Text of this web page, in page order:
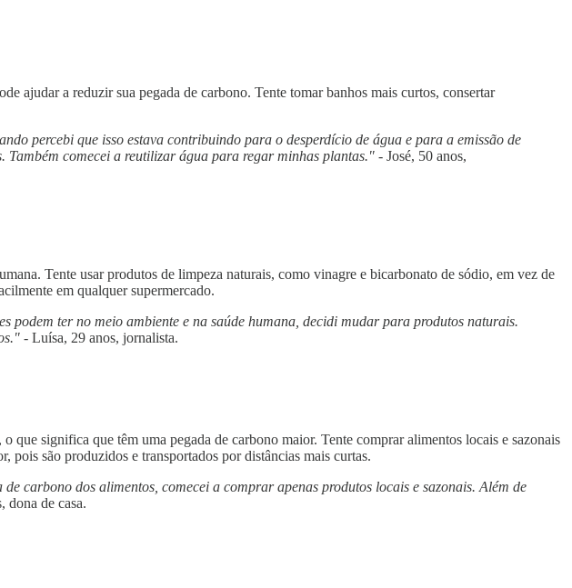
ajudar a reduzir sua pegada de carbono. Tente tomar banhos mais curtos, consertar
percebi que isso estava contribuindo para o desperdício de água e para a emissão de
Também comecei a reutilizar água para regar minhas plantas." - José, 50 anos,
Tente usar produtos de limpeza naturais, como vinagre e bicarbonato de sódio, em vez de
em qualquer supermercado.
podem ter no meio ambiente e na saúde humana, decidi mudar para produtos naturais.
- Luísa, 29 anos, jornalista.
que significa que têm uma pegada de carbono maior. Tente comprar alimentos locais e sazonais
pois são produzidos e transportados por distâncias mais curtas.
carbono dos alimentos, comecei a comprar apenas produtos locais e sazonais. Além de
dona de casa.